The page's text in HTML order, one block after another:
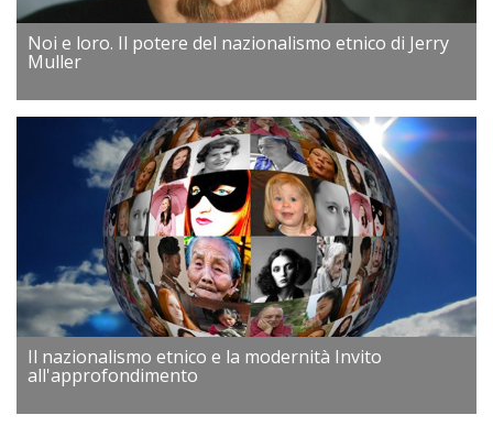
Noi e loro. Il potere del nazionalismo etnico di Jerry
Muller
Il nazionalismo etnico e la modernità Invito
all'approfondimento